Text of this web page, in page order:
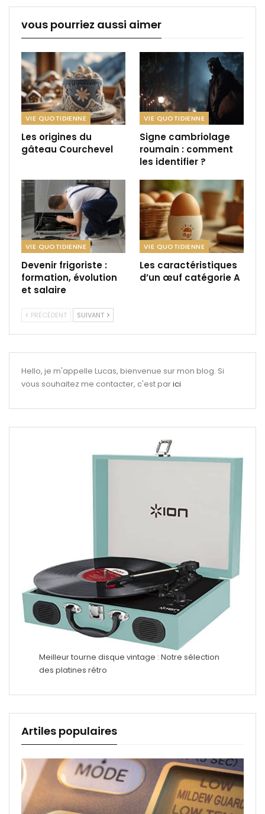
vous pourriez aussi aimer
VIE QUOTIDIENNE
Les origines du
gâteau Courchevel
VIE QUOTIDIENNE
Signe cambriolage
roumain : comment
les identifier ?
VIE QUOTIDIENNE
Devenir frigoriste :
formation, évolution
et salaire
VIE QUOTIDIENNE
Les caractéristiques
d’un œuf catégorie A
PRÉCÉDENT SUIVANT
Hello, je m'appelle Lucas, bienvenue sur mon blog. Si
vous souhaitez me contacter, c'est parici
Meilleur tourne disque vintage : Notre sélection
des platines rétro
Artiles populaires